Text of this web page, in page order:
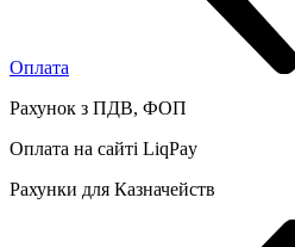
Оплата
Рахунок з ПДВ, ФОП
Оплата на сайті LiqPay
Рахунки для Казначейств